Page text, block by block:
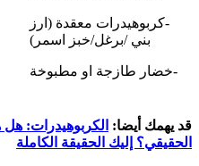
-كربوهيدرات معقدة (ارز
بني /برغل/خبز اسمر)
-خضار طازجة او مطبوخة
قد يهمك أيضا: الكربوهيدرات:
الحقيقي؟ إليك الحقيقة الكاملة